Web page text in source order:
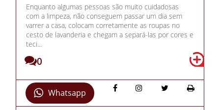
Enquanto algumas pessoas são muito cuidadosas
com a limpeza, não conseguem passar um dia sem
varrer a casa, colocam corretamente as roupas no
cesto de lavanderia e chegam a separá-las por cores e
teci...
0
Whatsapp